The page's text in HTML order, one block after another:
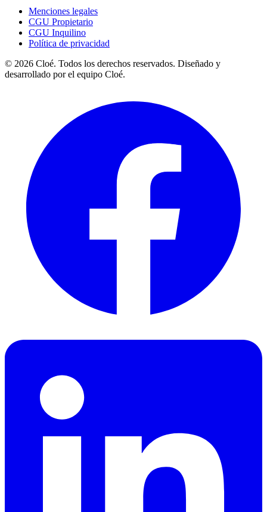
Menciones legales
CGU Propietario
CGU Inquilino
Política de privacidad
© 2026 Cloé. Todos los derechos reservados. Diseñado y
desarrollado por el equipo Cloé.